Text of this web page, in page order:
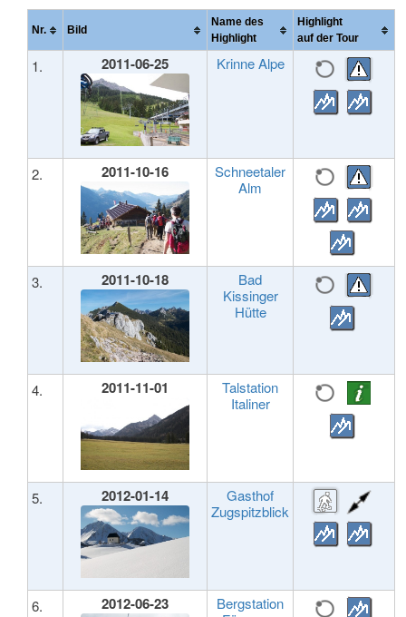
Nr. Bild
Name des
Highlight
Highlight
auf der Tour
1. 2011-06-25 Krinne Alpe
2. 2011-10-16
Schneetaler
Alm
3. 2011-10-18
Bad
Kissinger
Hütte
4. 2011-11-01
Talstation
Italiner
5. 2012-01-14
Gasthof
Zugspitzblick
6. 2012-06-23
Bergstation